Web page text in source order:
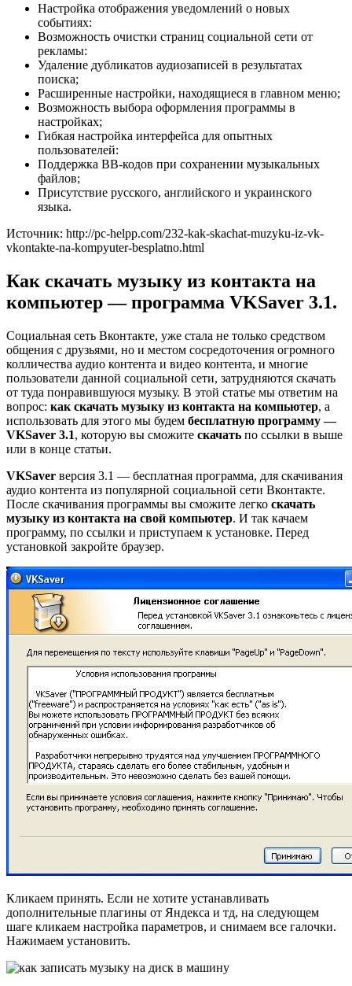
Настройка отображения уведомлений о новых
событиях:
Возможность очистки страниц социальной сети от
рекламы:
Удаление дубликатов аудиозаписей в результатах
поиска;
Расширенные настройки, находящиеся в главном меню;
Возможность выбора оформления программы в
настройках;
Гибкая настройка интерфейса для опытных
пользователей:
Поддержка BB-кодов при сохранении музыкальных
файлов;
Присутствие русского, английского и украинского
языка.
Источник: http://pc-helpp.com/232-kak-skachat-muzyku-iz-vk-
vkontakte-na-kompyuter-besplatno.html
Как скачать музыку из контакта на
компьютер — программа VKSaver 3.1.
Социальная сеть Вконтакте, уже стала не только средством
общения с друзьями, но и местом сосредоточения огромного
колличества аудио контента и видео контента, и многие
пользователи данной социальной сети, затрудняются скачать
от туда понравившуюся музыку. В этой статье мы ответим на
вопрос: как скачать музыку из контакта на компьютер, а
использовать для этого мы будем бесплатную программу —
VKSaver 3.1, которую вы сможите скачать по ссылки в выше
или в конце статьи.
VKSaver версия 3.1 — бесплатная программа, для скачивания
аудио контента из популярной социальной сети Вконтакте.
После скачивания программы вы сможите легко скачать
музыку из контакта на свой компьютер. И так качаем
программу, по ссылки и приступаем к установке. Перед
установкой закройте браузер.
Кликаем принять. Если не хотите устанавливать
дополнительные плагины от Яндекса и тд, на следующем
шаге кликаем настройка параметров, и снимаем все галочки.
Нажимаем установить.